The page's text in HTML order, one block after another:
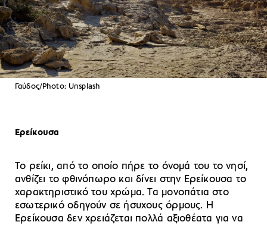
Γαύδος/Photo: Unsplash
Ερείκουσα
Το ρείκι, από το οποίο πήρε το όνομά του το νησί,
ανθίζει το φθινόπωρο και δίνει στην Ερείκουσα το
χαρακτηριστικό του χρώμα. Τα μονοπάτια στο
εσωτερικό οδηγούν σε ήσυχους όρμους. Η
Ερείκουσα δεν χρειάζεται πολλά αξιοθέατα για να